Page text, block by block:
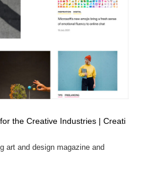
the Creative Industries | Creati
art and design magazine and